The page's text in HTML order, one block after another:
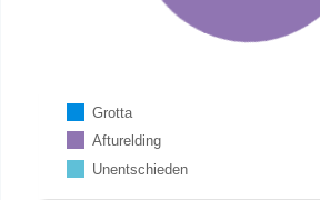
Grotta
Afturelding
Unentschieden